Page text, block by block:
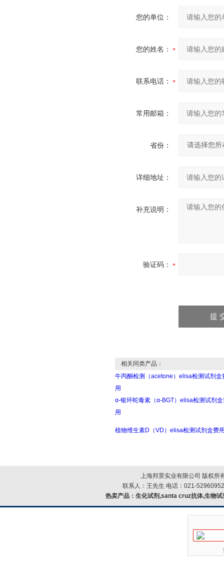
您的单位：
您的姓名：
联系电话：
常用邮箱：
省份：
详细地址：
补充说明：
验证码：
相关同类产品：
牛丙酮检测（acetone）elisa检测试剂盒
用
α-银环蛇毒素（α-BGT）elisa检测试剂
用
植物维生素D（VD）elisa检测试剂盒费
上海邦景实业有限公司 版权所
联系人：王先生 电话：021-
热卖产品： 生化试剂,santa cruz抗体,生物